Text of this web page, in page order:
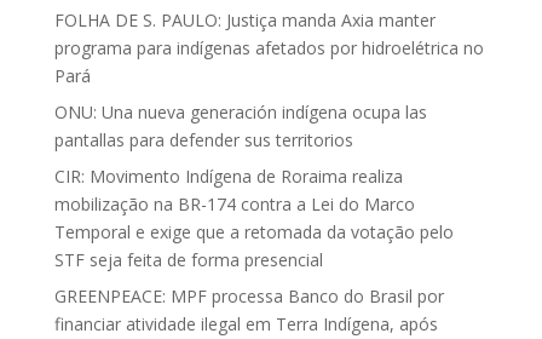
FOLHA DE S. PAULO: Justiça manda Axia manter
programa para indígenas afetados por hidroelétrica no
Pará
ONU: Una nueva generación indígena ocupa las
pantallas para defender sus territorios
CIR: Movimento Indígena de Roraima realiza
mobilização na BR-174 contra a Lei do Marco
Temporal e exige que a retomada da votação pelo
STF seja feita de forma presencial
GREENPEACE: MPF processa Banco do Brasil por
financiar atividade ilegal em Terra Indígena, após